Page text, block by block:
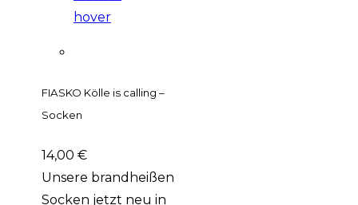
FIASKO Kölle is calling –
Socken
14,00 €
Unsere brandheißen
Socken jetzt neu in